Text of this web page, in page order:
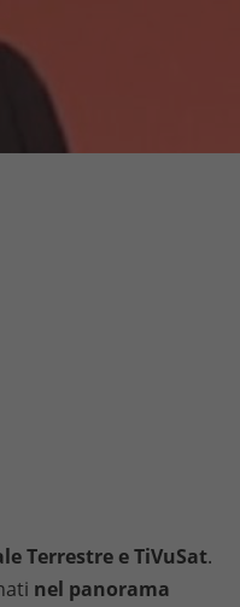
Terrestre e TiVuSat.
nel panorama